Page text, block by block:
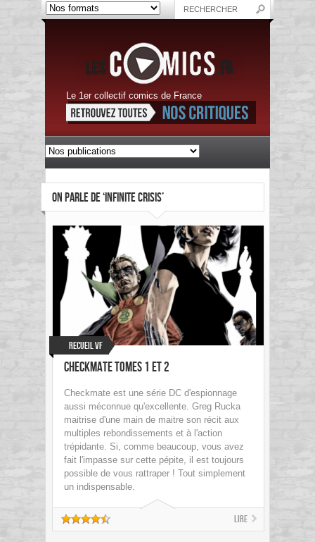
Le 1er collectif comics de France
ON PARLE DE ‘INFINITE CRISIS’
Recueil VF
Checkmate Tomes 1 et 2
Checkmate est une série DC d'espionnage
aussi méconnue qu'excellente. Greg Rucka
maitrise d'une main de maitre son récit aux
multiples rebondissements et à l'action
trépidante. Si, comme beaucoup, vous avez
fait l'impasse sur cette pépite, il est toujours
possible de vous rattraper ! Tout simplement
un indispensable.
Lire